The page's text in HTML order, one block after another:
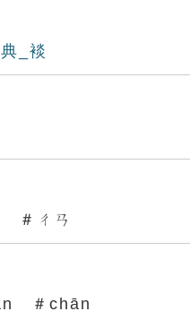
_裧
＃ㄔㄢ
＃chān